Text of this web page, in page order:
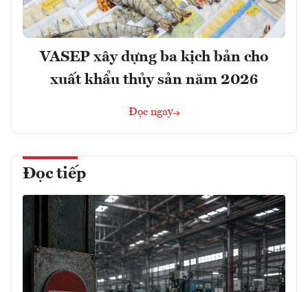
VASEP xây dựng ba kịch bản cho
xuất khẩu thủy sản năm 2026
Đọc ngay
Đọc tiếp